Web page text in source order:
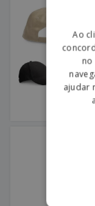
Ao
no
ajudar